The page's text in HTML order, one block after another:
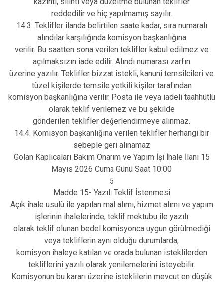
reddedilir ve hiç yapılmamış sayılır.
14.3. Teklifler ilanda belirtilen saate kadar, sıra numaralı
alındılar karşılığında komisyon başkanlığına
verilir. Bu saatten sona verilen teklifler kabul edilmez ve
açılmaksızın iade edilir. Alındı numarası zarfın
üzerine yazılır. Teklifler bizzat istekli, kanuni temsilcileri ve
tüzel kişilerde temsile yetkili kişiler tarafından
komisyon başkanlığına verilir. Posta ile veya iadeli taahhütlü
olarak teklif verilemez ve bu şekilde
gönderilen teklifler değerlendirmeye alınmaz.
14.4. Komisyon başkanlığına verilen teklifler herhangi bir
sebeple geri alınamaz
Golan Kaplıcaları Bakım Onarım ve Yapım İşi İhale İlanı 15
Mayıs 2026 Cuma Günü Saat 10:00
5
Madde 15- Yazılı Teklif İstenmesi
Açık ihale usulü ile yapılan mal alımı, hizmet alımı ve yapım
işlerinin ihalelerinde, teklif mektubu ile yazılı
olarak teklif olunan bedel komisyonca uygun görülmediği
veya tekliflerin aynı olduğu durumlarda,
komisyon ihaleye katılan ve orada bulunan isteklilerden
tekliflerini yazılı olarak yenilemelerini isteyebilir.
Komisyonun bu kararı üzerine isteklilerin mevcut en düşük